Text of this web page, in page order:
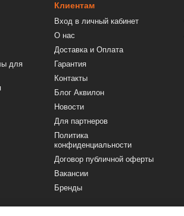
для
Клиентам
Вход в личный кабинет
О нас
Доставка и Оплата
Гарантия
Контакты
Блог Аквилон
Новости
Для партнеров
Политика
конфиденциальности
Договор публичной оферты
Вакансии
Бренды